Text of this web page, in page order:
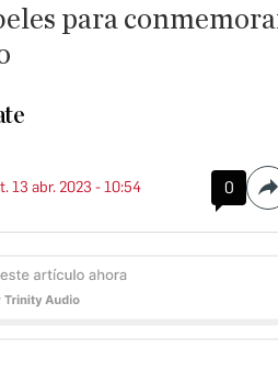
para
13 abr. 2023 - 10:54 0